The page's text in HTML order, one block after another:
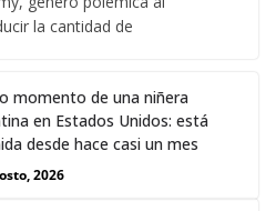
la cantidad de
momento de una niñera
en Estados Unidos: está
desde hace casi un mes
2026